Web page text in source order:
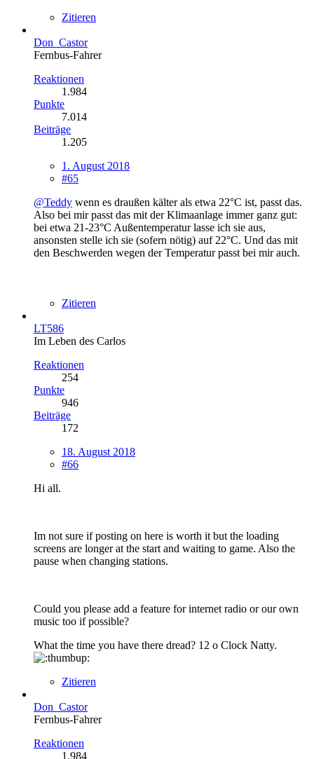
Zitieren
Don_Castor
Fernbus-Fahrer
Reaktionen
1.984
Punkte
7.014
Beiträge
1.205
1. August 2018
#65
@Teddy wenn es draußen kälter als etwa 22°C ist, passt das.
Also bei mir passt das mit der Klimaanlage immer ganz gut:
bei etwa 21-23°C Außentemperatur lasse ich sie aus,
ansonsten stelle ich sie (sofern nötig) auf 22°C. Und das mit
den Beschwerden wegen der Temperatur passt bei mir auch.
Zitieren
LT586
Im Leben des Carlos
Reaktionen
254
Punkte
946
Beiträge
172
18. August 2018
#66
Hi all.
Im not sure if posting on here is worth it but the loading
screens are longer at the start and waiting to game. Also the
pause when changing stations.
Could you please add a feature for internet radio or our own
music too if possible?
What the time you have there dread? 12 o Clock Natty.
Zitieren
Don_Castor
Fernbus-Fahrer
Reaktionen
1.984